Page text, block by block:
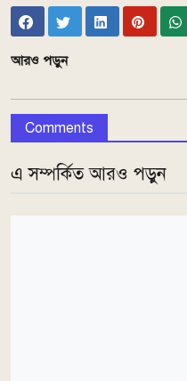
আরও পড়ুন
Comments
এ সম্পর্কিত আরও পড়ুন